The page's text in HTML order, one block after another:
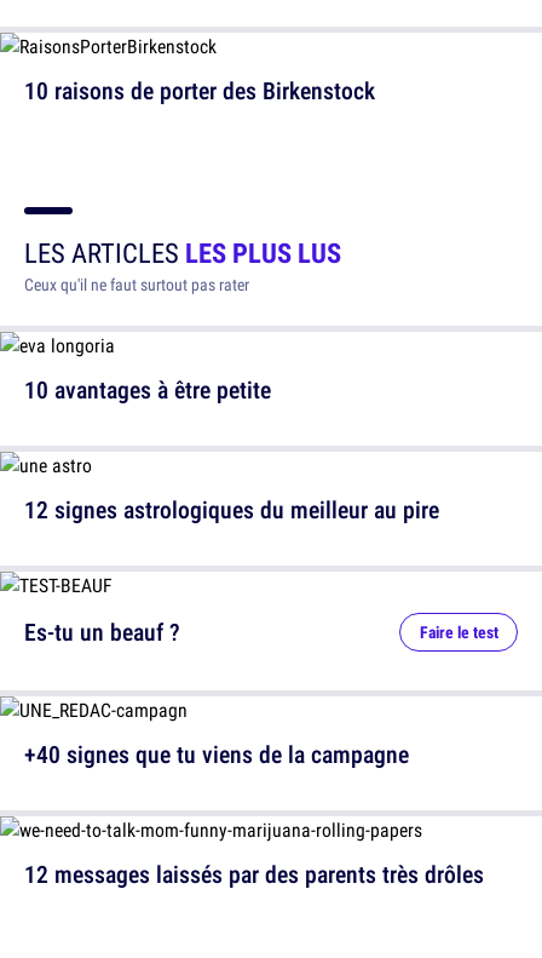
10 raisons de porter des Birkenstock
LES ARTICLES LES PLUS LUS
Ceux qu'il ne faut surtout pas rater
10 avantages à être petite
12 signes astrologiques du meilleur au pire
12 messages laissés par des parents très drôles
Es-tu un beauf ? Faire le test
+40 signes que tu viens de la campagne